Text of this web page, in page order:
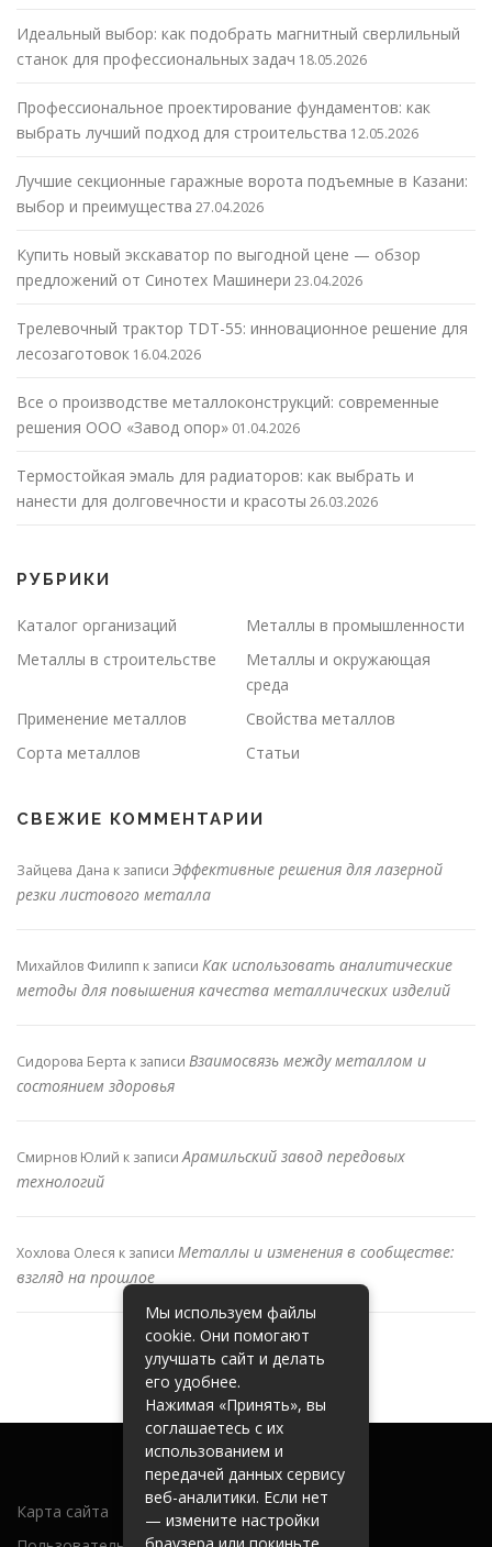
Идеальный выбор: как подобрать магнитный сверлильный
станок для профессиональных задач 18.05.2026
Профессиональное проектирование фундаментов: как
выбрать лучший подход для строительства 12.05.2026
Лучшие секционные гаражные ворота подъемные в Казани:
выбор и преимущества 27.04.2026
Купить новый экскаватор по выгодной цене — обзор
предложений от Синотех Машинери 23.04.2026
Трелевочный трактор TDT-55: инновационное решение для
лесозаготовок 16.04.2026
Все о производстве металлоконструкций: современные
решения ООО «Завод опор» 01.04.2026
Термостойкая эмаль для радиаторов: как выбрать и
нанести для долговечности и красоты 26.03.2026
РУБРИКИ
Каталог организаций
Металлы в промышленности
Металлы в строительстве
Металлы и окружающая
среда
Применение металлов
Свойства металлов
Сорта металлов
Статьи
СВЕЖИЕ КОММЕНТАРИИ
Зайцева Дана к записи Эффективные решения для лазерной
резки листового металла
Михайлов Филипп к записи Как использовать аналитические
методы для повышения качества металлических изделий
Сидорова Берта к записи Взаимосвязь между металлом и
состоянием здоровья
Смирнов Юлий к записиАрамильский завод передовых
технологий
Хохлова Олеся к записи Металлы и изменения в сообществе:
взгляд на прошлое
Карта сайта
Мы используем файлы
cookie. Они помогают
улучшать сайт и делать
его удобнее.
Нажимая «Принять», вы
соглашаетесь с их
использованием и
передачей данных сервису
веб-аналитики. Если нет
— измените настройки